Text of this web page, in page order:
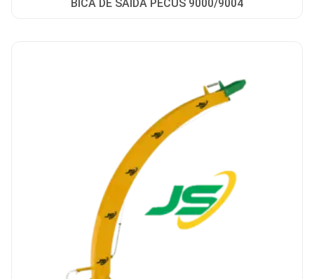
BICA DE SAIDA PECUS 9000/9004